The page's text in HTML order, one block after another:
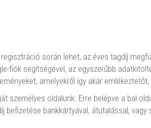
során lehet, az éves tagdíj
fiók segítségével, az egyszerűbb
amelyekről így akár
személyes oldalunk. Erre belépve a bal
bankkártyával, átutalással,